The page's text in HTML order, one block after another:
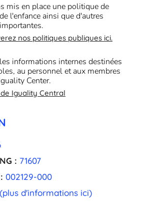
mis en place une politique de
l'enfance ainsi que d'autres
nos politiques publiques ici.
informations internes destinées
au personnel et aux membres
Center.
Iguality Central
: 71607
002129-000
(plus d'informations ici)